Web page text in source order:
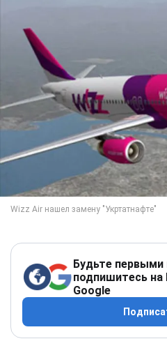
Будьте первыми
подпишитесь на
Google